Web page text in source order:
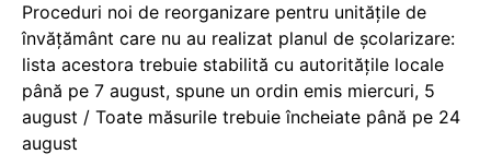
Proceduri noi de reorganizare pentru unitățile de
învățământ care nu au realizat planul de școlarizare:
lista acestora trebuie stabilită cu autoritățile locale
până pe 7 august, spune un ordin emis miercuri, 5
august / Toate măsurile trebuie încheiate până pe 24
august